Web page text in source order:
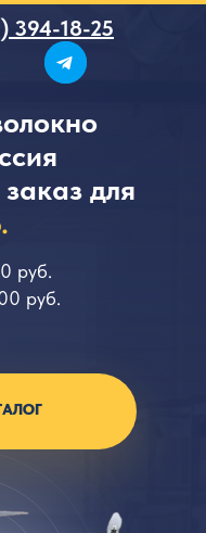
394-18-25
для
pуб.
pуб.